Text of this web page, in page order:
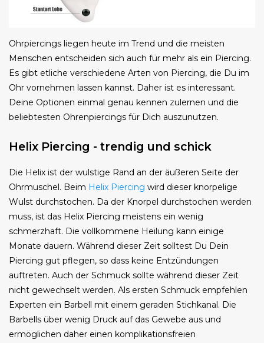
Ohrpiercings liegen heute im Trend und die meisten
Menschen entscheiden sich auch für mehr als ein Piercing.
Es gibt etliche verschiedene Arten von Piercing, die Du im
Ohr vornehmen lassen kannst. Daher ist es interessant.
Deine Optionen einmal genau kennen zulernen und die
beliebtesten Ohrenpiercings für Dich auszunutzen.
Helix Piercing - trendig und schick
Die Helix ist der wulstige Rand an der äußeren Seite der
Ohrmuschel. Beim Helix Piercing wird dieser knorpelige
Wulst durchstochen. Da der Knorpel durchstochen werden
muss, ist das Helix Piercing meistens ein wenig
schmerzhaft. Die vollkommene Heilung kann einige
Monate dauern. Während dieser Zeit solltest Du Dein
Piercing gut pflegen, so dass keine Entzündungen
auftreten. Auch der Schmuck sollte während dieser Zeit
nicht gewechselt werden. Als ersten Schmuck empfehlen
Experten ein Barbell mit einem geraden Stichkanal. Die
Barbells über wenig Druck auf das Gewebe aus und
ermöglichen daher einen komplikationsfreien